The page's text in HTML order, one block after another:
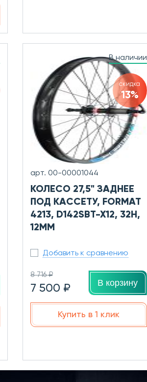
В наличии
скидка
13%
арт. 00-00001044
КОЛЕСО 27,5" ЗАДНЕЕ
ПОД КАССЕТУ, FORMAT
4213, D142SBT-X12, 32H,
12ММ
Добавить к сравнению
8 716 ₽
7 500 ₽ В корзину
Купить в 1 клик